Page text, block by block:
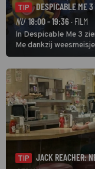
TIP
DESPICABLE ME 3
NU 18:00 - 19:36 · FILM
In Despicable Me 3
Me dankzij
het rechte pad
TIP
JACK REACHER: